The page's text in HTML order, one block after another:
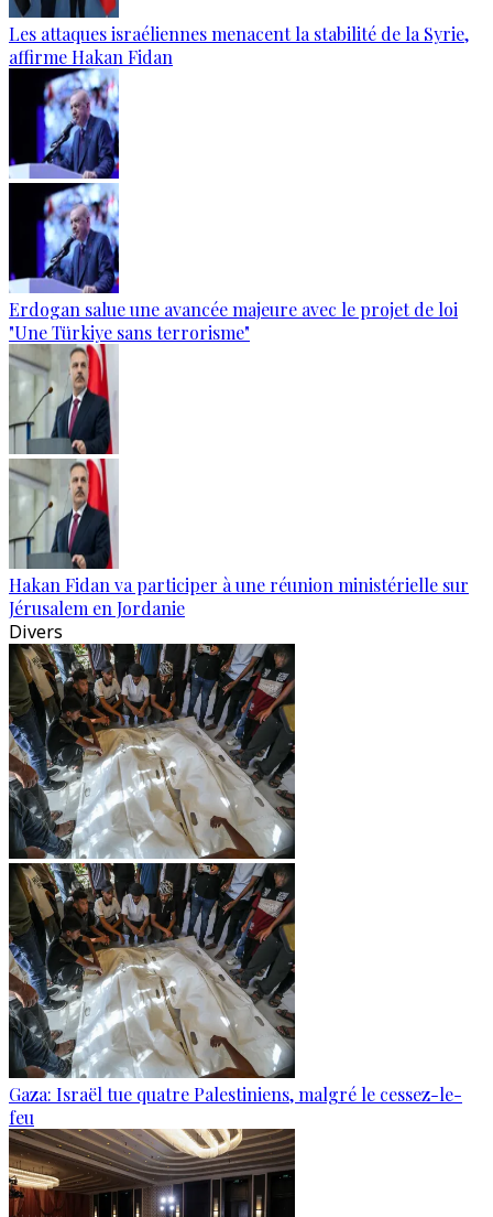
Les attaques israéliennes menacent la stabilité de la Syrie,
affirme Hakan Fidan
Erdogan salue une avancée majeure avec le projet de loi
"Une Türkiye sans terrorisme"
Hakan Fidan va participer à une réunion ministérielle sur
Jérusalem en Jordanie
Divers
Gaza: Israël tue quatre Palestiniens, malgré le cessez-le-
feu